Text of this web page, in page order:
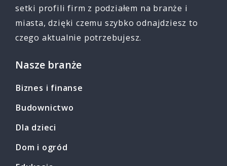
setki profili firm z podziałem na branże i
miasta, dzięki czemu szybko odnajdziesz to
czego aktualnie potrzebujesz.
Nasze branże
Biznes i finanse
Budownictwo
Dla dzieci
Dom i ogród